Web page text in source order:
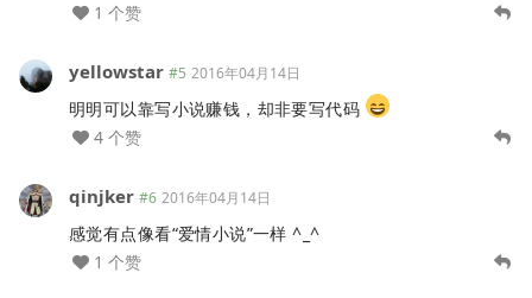
1 个赞
yellowstar #5 2016年04月14日
明明可以靠写小说赚钱，却非要写代码
4 个赞
qinjker #6 2016年04月14日
感觉有点像看“爱情小说”一样 ^_^
1 个赞